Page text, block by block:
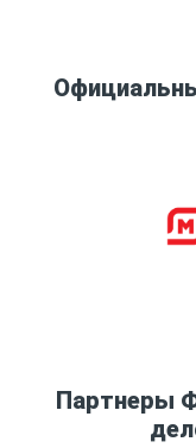
Партнеры